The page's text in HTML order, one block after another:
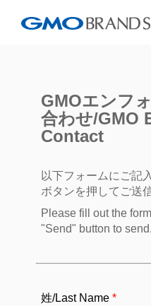
GMOエンフ
合わせ/GMO
Contact
以下フォームにご記
ボタンを押してご送
Please fill out the
"Send" button to send.
姓/Last Name